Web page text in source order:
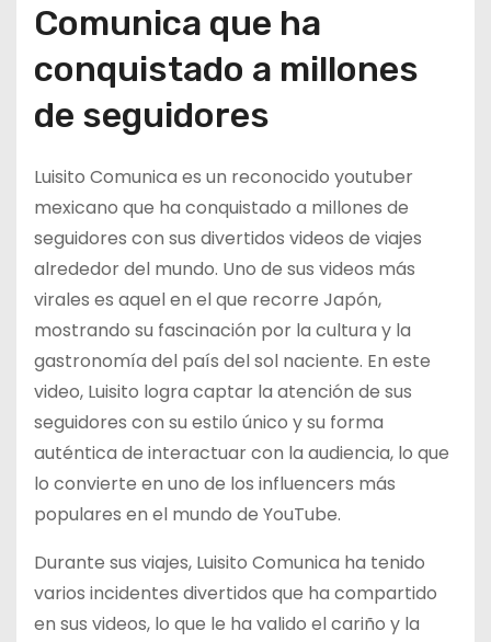
Comunica que ha
conquistado a millones
de seguidores
Luisito Comunica es un reconocido youtuber
mexicano que ha conquistado a millones de
seguidores con sus divertidos videos de viajes
alrededor del mundo. Uno de sus videos más
virales es aquel en el que recorre Japón,
mostrando su fascinación por la cultura y la
gastronomía del país del sol naciente. En este
video, Luisito logra captar la atención de sus
seguidores con su estilo único y su forma
auténtica de interactuar con la audiencia, lo que
lo convierte en uno de los influencers más
populares en el mundo de YouTube.
Durante sus viajes, Luisito Comunica ha tenido
varios incidentes divertidos que ha compartido
en sus videos, lo que le ha valido el cariño y la